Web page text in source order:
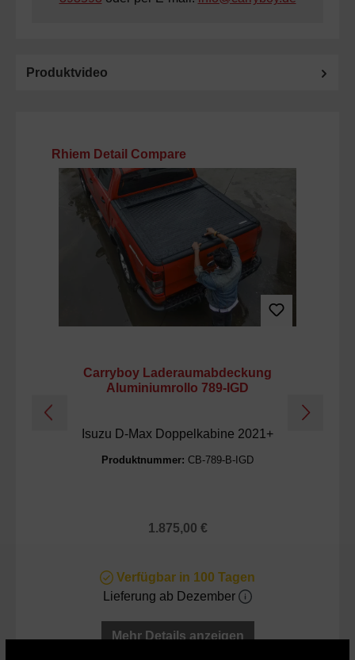
Produktvideo
Produktgalerie überspringen
Rhiem Detail Compare
Carryboy Laderaumabdeckung
Aluminiumrollo 789-IGD
Isuzu D-Max Doppelkabine 2021+
Produktnummer: CB-789-B-IGD
Regulärer Preis:
1.875,00 €
Verfügbar in 100 Tagen
Lieferung ab Dezember
Mehr Details anzeigen